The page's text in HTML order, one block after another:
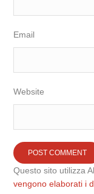
Email
Website
Questo sito utilizza
vengono elaborati i